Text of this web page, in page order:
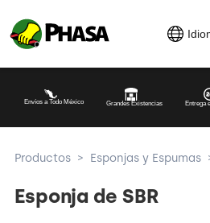
Envíos a Todo México Grandes Existencias Entrega
Productos > Esponjas y Espumas
Esponja de SBR